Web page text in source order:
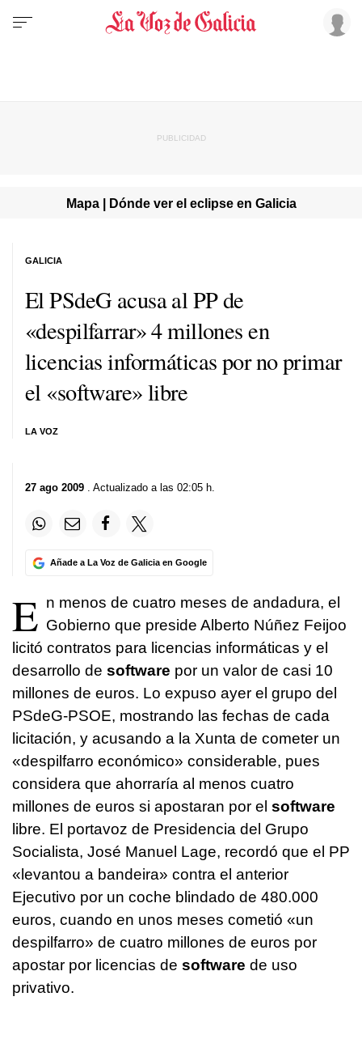
Mapa | Dónde ver el eclipse en Galicia
El PSdeG acusa al PP de
«despilfarrar» 4 millones en
licencias informáticas por no primar
el «software» libre
LA VOZ
GALICIA
27 ago 2009 . Actualizado a las 02:05 h.
Añade a La Voz de Galicia en Google
E n menos de cuatro meses de andadura, el
Gobierno que preside Alberto Núñez Feijoo
licitó contratos para licencias informáticas y el
desarrollo de software por un valor de casi 10
millones de euros. Lo expuso ayer el grupo del
PSdeG-PSOE, mostrando las fechas de cada
licitación, y acusando a la Xunta de cometer un
«despilfarro económico» considerable, pues
considera que ahorraría al menos cuatro
millones de euros si apostaran por el software
libre. El portavoz de Presidencia del Grupo
Socialista, José Manuel Lage, recordó que el PP
«levantou a bandeira» contra el anterior
Ejecutivo por un coche blindado de 480.000
euros, cuando en unos meses cometió «un
despilfarro» de cuatro millones de euros por
apostar por licencias de software de uso
privativo.